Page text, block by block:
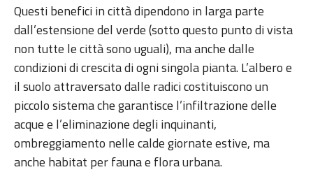
Questi benefici in città dipendono in larga parte
dall’estensione del verde (sotto questo punto di vista
non tutte le città sono uguali), ma anche dalle
condizioni di crescita di ogni singola pianta. L’albero e
il suolo attraversato dalle radici costituiscono un
piccolo sistema che garantisce l’infiltrazione delle
acque e l’eliminazione degli inquinanti,
ombreggiamento nelle calde giornate estive, ma
anche habitat per fauna e flora urbana.